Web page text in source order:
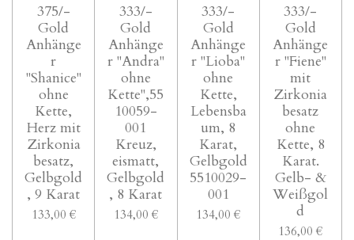
375/-
Gold
Anhänge
r
"Shanice"
ohne
Kette,
Herz mit
Zirkonia
besatz,
Gelbgold
, 9 Karat
133,00 €
333/-
Gold
Anhänge
r "Andra"
ohne
Kette",55
10059-
001
Kreuz,
eismatt,
Gelbgold
, 8 Karat
134,00 €
333/-
Gold
Anhänge
r "Lioba"
ohne
Kette,
Lebensba
um, 8
Karat,
Gelbgold
5510029-
001
134,00 €
333/-
Gold
Anhänge
r "Fiene"
mit
Zirkonia
besatz
ohne
Kette, 8
Karat.
Gelb- &
Weißgol
d
136,00 €